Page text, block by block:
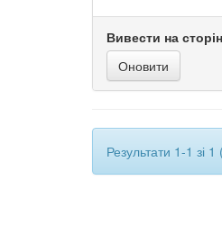
Вивести на
Результати 1-1 зі